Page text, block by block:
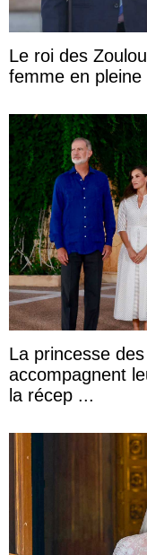
Le roi des
femme en
La princesse
accompagnent
la récep ...